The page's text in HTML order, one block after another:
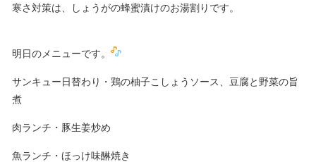
寒さ対策は、しょうがの蜂蜜漬けのお湯割りです。
明日のメニューです。
サンキュー日替わり・鶏の柚子こしょうソース、豆腐と野菜の旨
煮
肉ランチ・豚生姜炒め
魚ランチ・ほっけ味醂焼き